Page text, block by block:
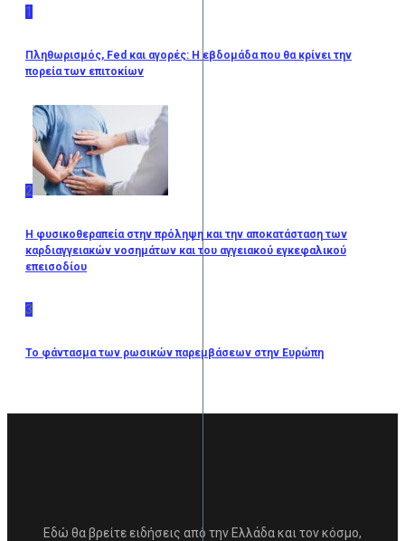
1
Πληθωρισμός, Fed και αγορές: Η εβδομάδα που θα κρίνει την
πορεία των επιτοκίων
2
Η φυσικοθεραπεία στην πρόληψη και την αποκατάσταση των
καρδιαγγειακών νοσημάτων και του αγγειακού εγκεφαλικού
επεισοδίου
3
Το φάντασμα των ρωσικών παρεμβάσεων στην Ευρώπη
Εδώ θα βρείτε ειδήσεις από την Ελλάδα και τον κόσμο,